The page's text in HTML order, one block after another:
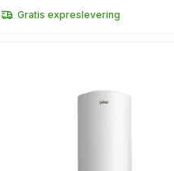
Gratis expreslevering